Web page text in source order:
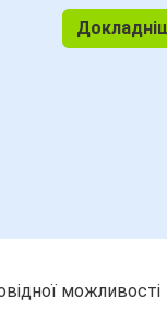
можливості